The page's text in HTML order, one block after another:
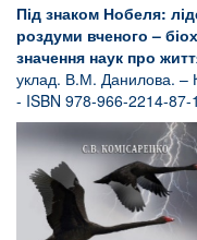
Під знаком Нобеля:
роздуми вченого –
значення наук про
уклад. В.М. Данилова.
- ISBN 978-966-2214-87-